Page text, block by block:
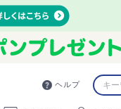
ヘルプ